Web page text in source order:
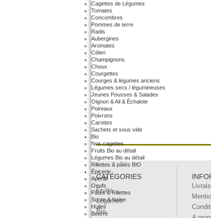
Cagettes de Légumes
Tomates
Concombres
Pommes de terre
Radis
Aubergines
Aromates
Céleri
Champignons
Choux
Courgettes
Courges & légumes anciens
Légumes secs / légumineuses
Jeunes Pousses & Salades
Oignon & Ail & Échalote
Poireaux
Poivrons
Carottes
Sachets et sous vide
Bio
Nos cagettes
Fruits Bio au détail
Légumes Bio au détail
Rillettes & pâtés BIO
Épicerie
Apéritif
Oeufs
Pâtés & Rillettes
Sucre & farine
Huiles
Beurre
CATÉGORIES
Fruits
Légumes
Bio